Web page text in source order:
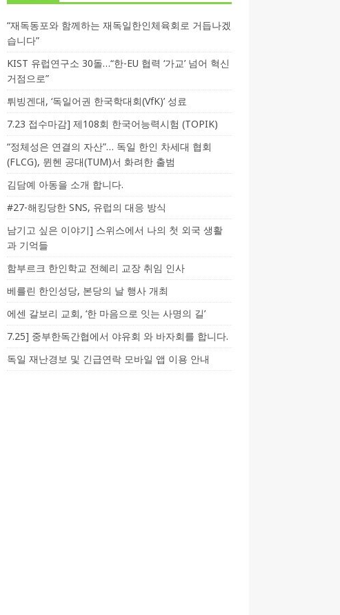
“재독동포와 함께하는 재독일한인체육회로 거듭나겠
습니다”
KIST 유럽연구소 30돌…“한-EU 협력 ‘가교’ 넘어 혁신
거점으로”
튀빙겐대, ‘독일어권 한국학대회(VfK)’ 성료
7.23 접수마감] 제108회 한국어능력시험 (TOPIK)
“정체성은 연결의 자산”… 독일 한인 차세대 협회
(FLCG), 뮌헨 공대(TUM)서 화려한 출범
김담예 아동을 소개 합니다.
#27-해킹당한 SNS, 유럽의 대응 방식
남기고 싶은 이야기] 스위스에서 나의 첫 외국 생활
과 기억들
함부르크 한인학교 전혜리 교장 취임 인사
베를린 한인성당, 본당의 날 행사 개최
에센 갈보리 교회, ‘한 마음으로 잇는 사명의 길’
7.25] 중부한독간협에서 야유회 와 바자회를 합니다.
독일 재난경보 및 긴급연락 모바일 앱 이용 안내